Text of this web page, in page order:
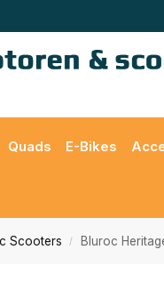
Quads E-Bikes
Scooters / Bluroc